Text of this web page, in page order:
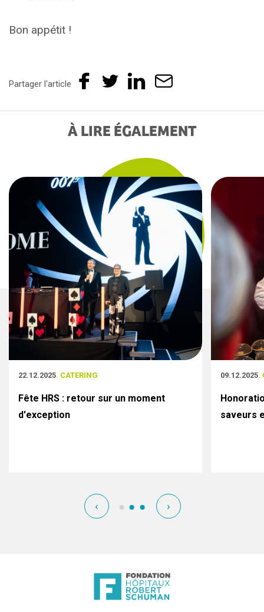
Bon appétit !
Partager l'article
À LIRE ÉGALEMENT
22.12.2025. CATERING
Fête HRS : retour sur un moment
d'exception
09.12.2025.
saveurs
‹ ›